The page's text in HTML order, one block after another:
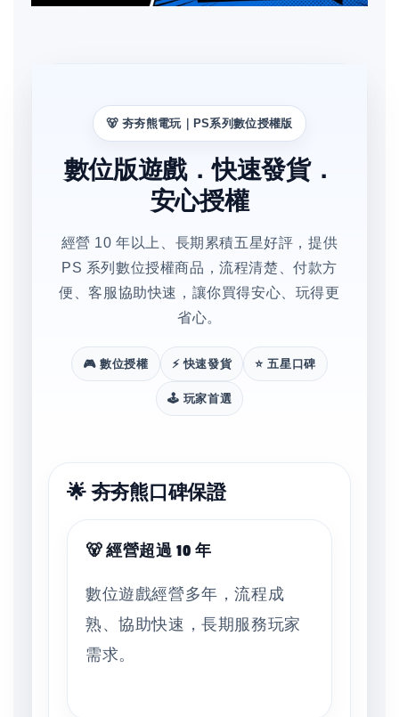
🐻 夯夯熊電玩｜PS系列數位授權版
數位版遊戲．快速發貨．
安心授權
經營 10 年以上、長期累積五星好評，提供
PS 系列數位授權商品，流程清楚、付款方
便、客服協助快速，讓你買得安心、玩得更
省心。
🎮 數位授權 ⚡ 快速發貨 ⭐ 五星口碑
🕹️ 玩家首選
🌟 夯夯熊口碑保證
🐻 經營超過 10 年
數位遊戲經營多年，流程成
熟、協助快速，長期服務玩家
需求。